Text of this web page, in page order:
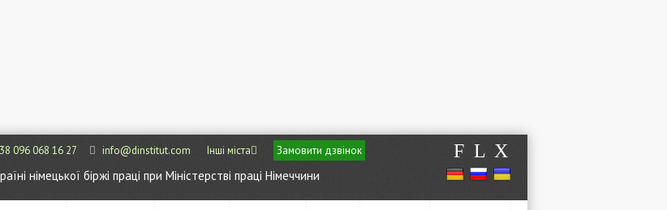
F L X
096 068 16 27 info@dinstitut.com Інші міста Замовити дзвінок
німецької біржі праці при Міністерстві праці Німеччини